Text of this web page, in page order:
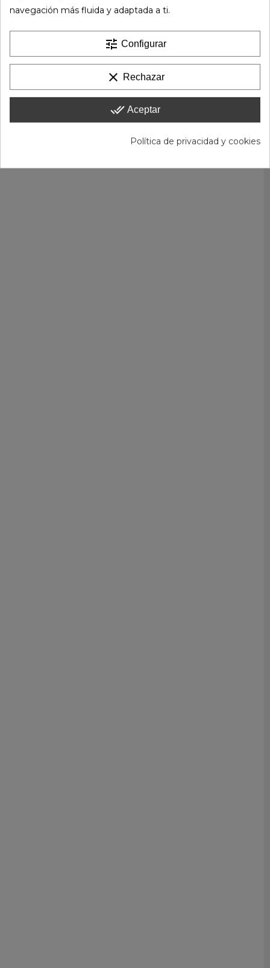
navegación más fluida y adaptada a ti.
tune Configurar
clear Rechazar
done_all Aceptar
Política de privacidad y cookies